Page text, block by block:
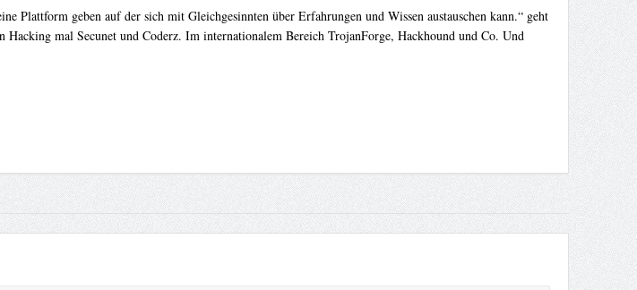
Plattform geben auf der sich mit Gleichgesinnten über Erfahrungen und Wissen austauschen kann.“ geht
mal Secunet und Coderz. Im internationalem Bereich TrojanForge, Hackhound und Co. Und